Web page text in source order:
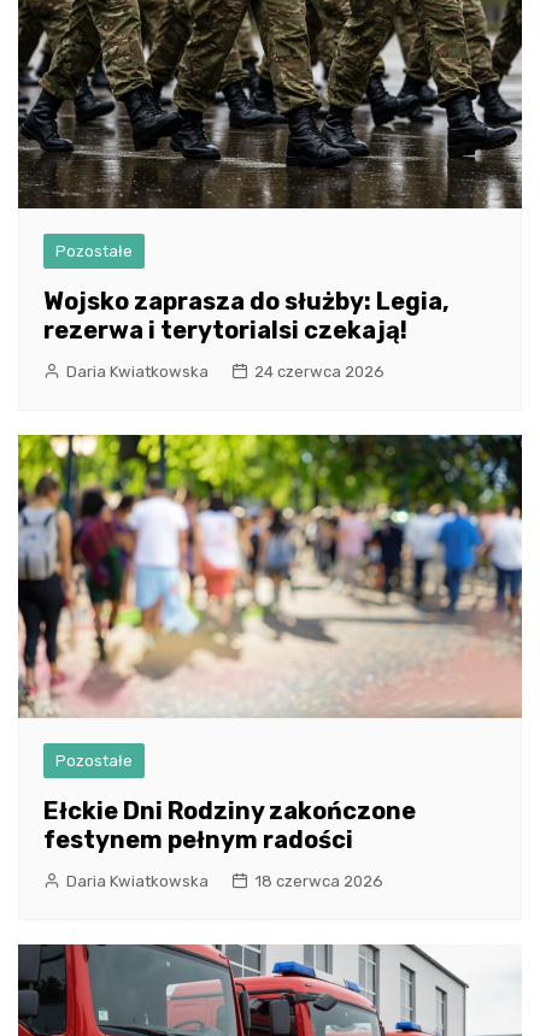
Pozostałe
Wojsko zaprasza do służby: Legia,
rezerwa i terytorialsi czekają!
Daria Kwiatkowska 24 czerwca 2026
Pozostałe
Ełckie Dni Rodziny zakończone
festynem pełnym radości
Daria Kwiatkowska 18 czerwca 2026